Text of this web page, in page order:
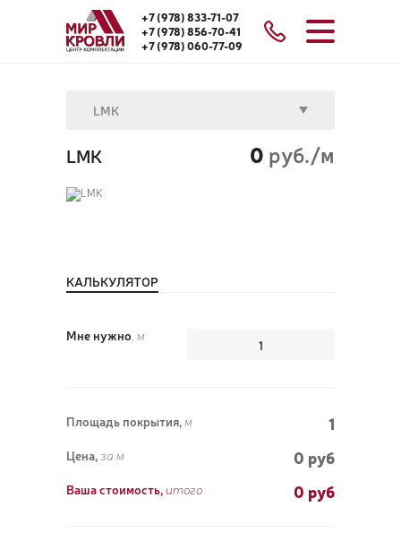
+7 (978) 833-71-07
+7 (978) 856-70-41
+7 (978) 060-77-09
LMK
LMK 0 руб./м
КАЛЬКУЛЯТОР
Мне нужно , м
Площадь покрытия, м 1
Цена, за м 0 руб
Ваша стоимость, итого 0 руб